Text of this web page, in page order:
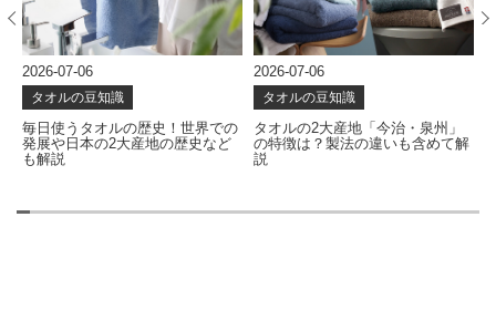
2026-07-06
タオルの豆知識
毎日使うタオルの歴史！世界での
発展や日本の2大産地の歴史など
も解説
2026-07-06
タオルの豆知識
タオルの2大産地「今治・泉州」
の特徴は？製法の違いも含めて解
説